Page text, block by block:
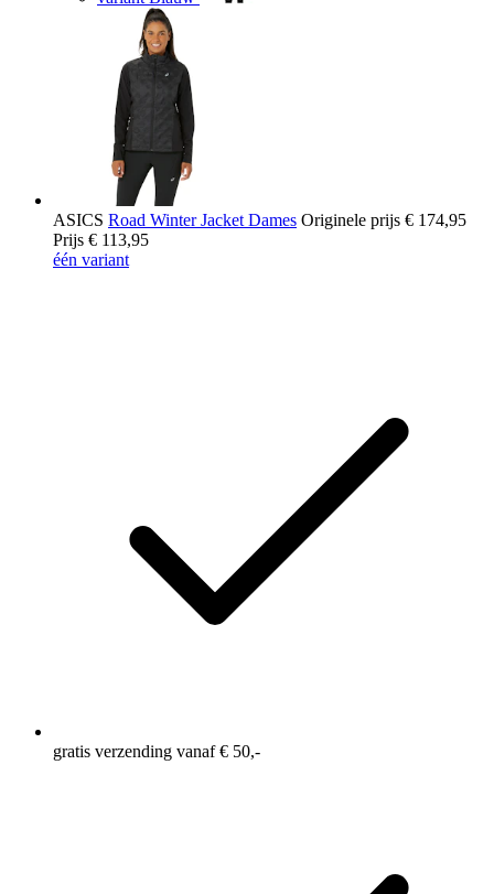
ASICS Road Winter Jacket Dames Originele prijs € 174,95
Prijs € 113,95
één variant
gratis verzending vanaf € 50,-